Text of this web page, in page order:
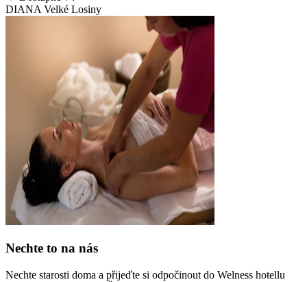
DIANA Velké Losiny
Nechte to na nás
Nechte starosti doma a přijeďte si odpočinout do Welness hotellu